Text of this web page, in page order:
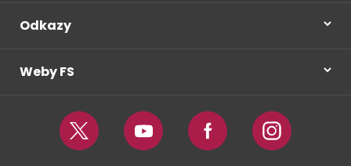
Odkazy
Weby FS
Twitter Youtube Facebook Instagram